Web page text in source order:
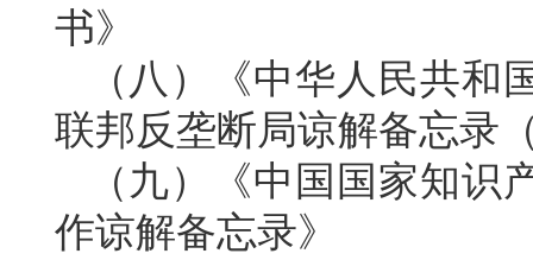
书》
（八）《中华人民共
联邦反垄断局谅解备忘录
（九）《中国国家知
作谅解备忘录》